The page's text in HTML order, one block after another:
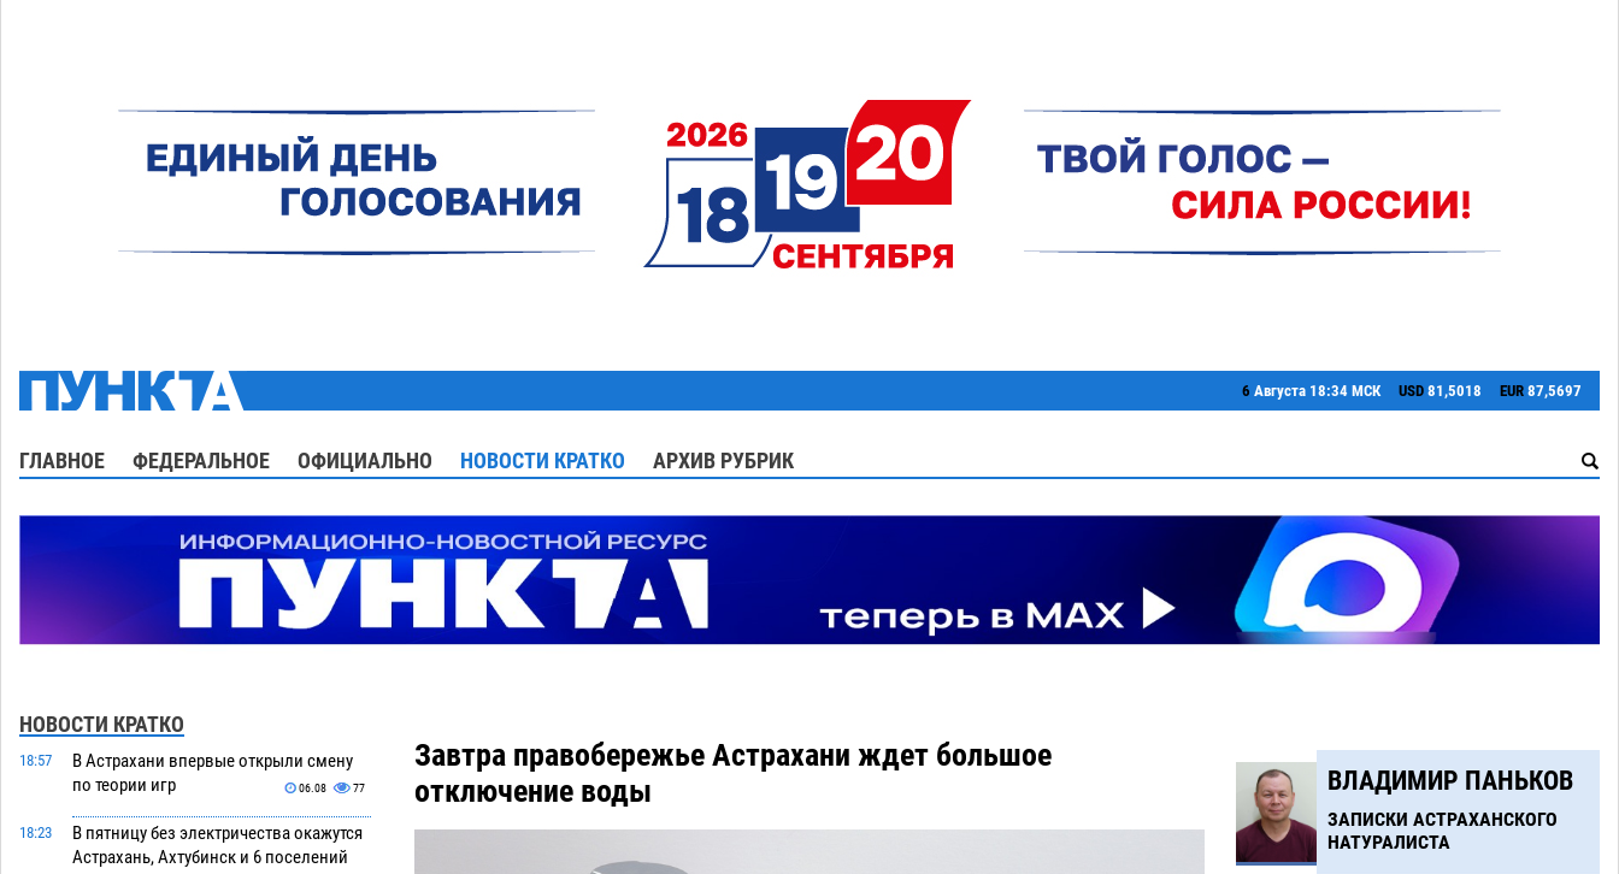
6 Августа 18:34 МСК USD 81,5018 EUR 87,5697
ГЛАВНОЕ ФЕДЕРАЛЬНОЕ ОФИЦИАЛЬНО НОВОСТИ КРАТКО АРХИВ РУБРИК
НОВОСТИ КРАТКО
18:57
В Астрахани впервые открыли смену
по теории игр
06.08 77
18:23
В пятницу без электричества окажутся
Астрахань, Ахтубинск и 6 поселений
Завтра правобережье Астрахани ждет большое
отключение воды
ВЛАДИМИР ПАНЬКОВ
ЗАПИСКИ АСТРАХАНСКОГО
НАТУРАЛИСТА